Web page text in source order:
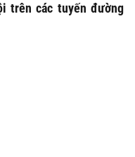
trên các tuyến đường